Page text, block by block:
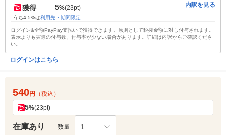
獲得 5%(23pt)
うち4.5%は利用先・期間限定
内訳を見る
ログイン&全額PayPay支払いで獲得できます。原則として税抜金額に対し付与されます。
表示よりも実際の付与数、付与率が少ない場合があります。詳細は内訳からご確認くださ
い。
ログインはこちら
540円 （税込）
5%(23pt)
在庫あり 数量 1